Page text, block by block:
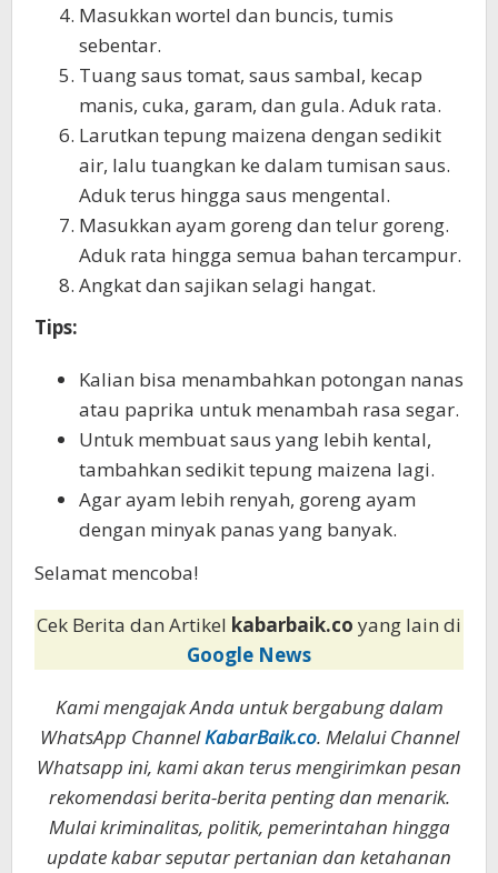
Masukkan wortel dan buncis, tumis
sebentar.
Tuang saus tomat, saus sambal, kecap
manis, cuka, garam, dan gula. Aduk rata.
Larutkan tepung maizena dengan sedikit
air, lalu tuangkan ke dalam tumisan saus.
Aduk terus hingga saus mengental.
Masukkan ayam goreng dan telur goreng.
Aduk rata hingga semua bahan tercampur.
Angkat dan sajikan selagi hangat.
Tips:
Kalian bisa menambahkan potongan nanas
atau paprika untuk menambah rasa segar.
Untuk membuat saus yang lebih kental,
tambahkan sedikit tepung maizena lagi.
Agar ayam lebih renyah, goreng ayam
dengan minyak panas yang banyak.
Selamat mencoba!
Cek Berita dan Artikel kabarbaik.co yang lain di
Google News
Kami mengajak Anda untuk bergabung dalam
WhatsApp ChannelKabarBaik.co. Melalui Channel
Whatsapp ini, kami akan terus mengirimkan pesan
rekomendasi berita-berita penting dan menarik.
Mulai kriminalitas, politik, pemerintahan hingga
update kabar seputar pertanian dan ketahanan